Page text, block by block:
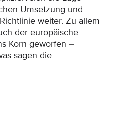
Umsetzung und
weiter. Zu allem
der europäische
Korn geworfen –
sagen die